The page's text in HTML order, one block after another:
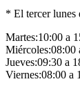
* El tercer lunes
Martes:10:00 a
Miércoles:08:00
Jueves:09:30 a
Viernes:08:00 a